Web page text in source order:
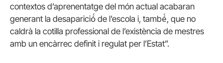
contextos d’aprenentatge del món actual acabaran
generant la desaparició́ de l’escola i, també́, que no
caldrà la cotilla professional de l’existència de mestres
amb un encàrrec definit i regulat per l’Estat”.